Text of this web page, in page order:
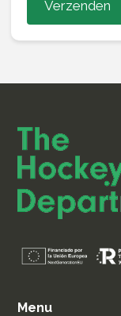
Verzenden
Menu